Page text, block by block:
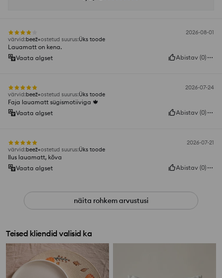
2026-08-01
värvid:beež ostetud suurus:Üks toode
Lauamatt on kena.
Vaata algset
Abistav (0)
2026-07-24
värvid:beež ostetud suurus:Üks toode
Faja lauamatt sügismotiiviga 🍁
Vaata algset
Abistav (0)
2026-07-21
värvid:beež ostetud suurus:Üks toode
Ilus lauamatt, kõva
Vaata algset
Abistav (0)
näita rohkem arvustusi
Teised kliendid valisid ka